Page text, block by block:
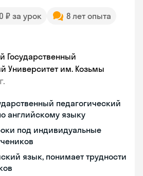
₽ за урок
8 лет опыта
Государственный
Университет им. Козьмы
педагогический
английскому языку
под индивидуальные
язык, понимает трудности